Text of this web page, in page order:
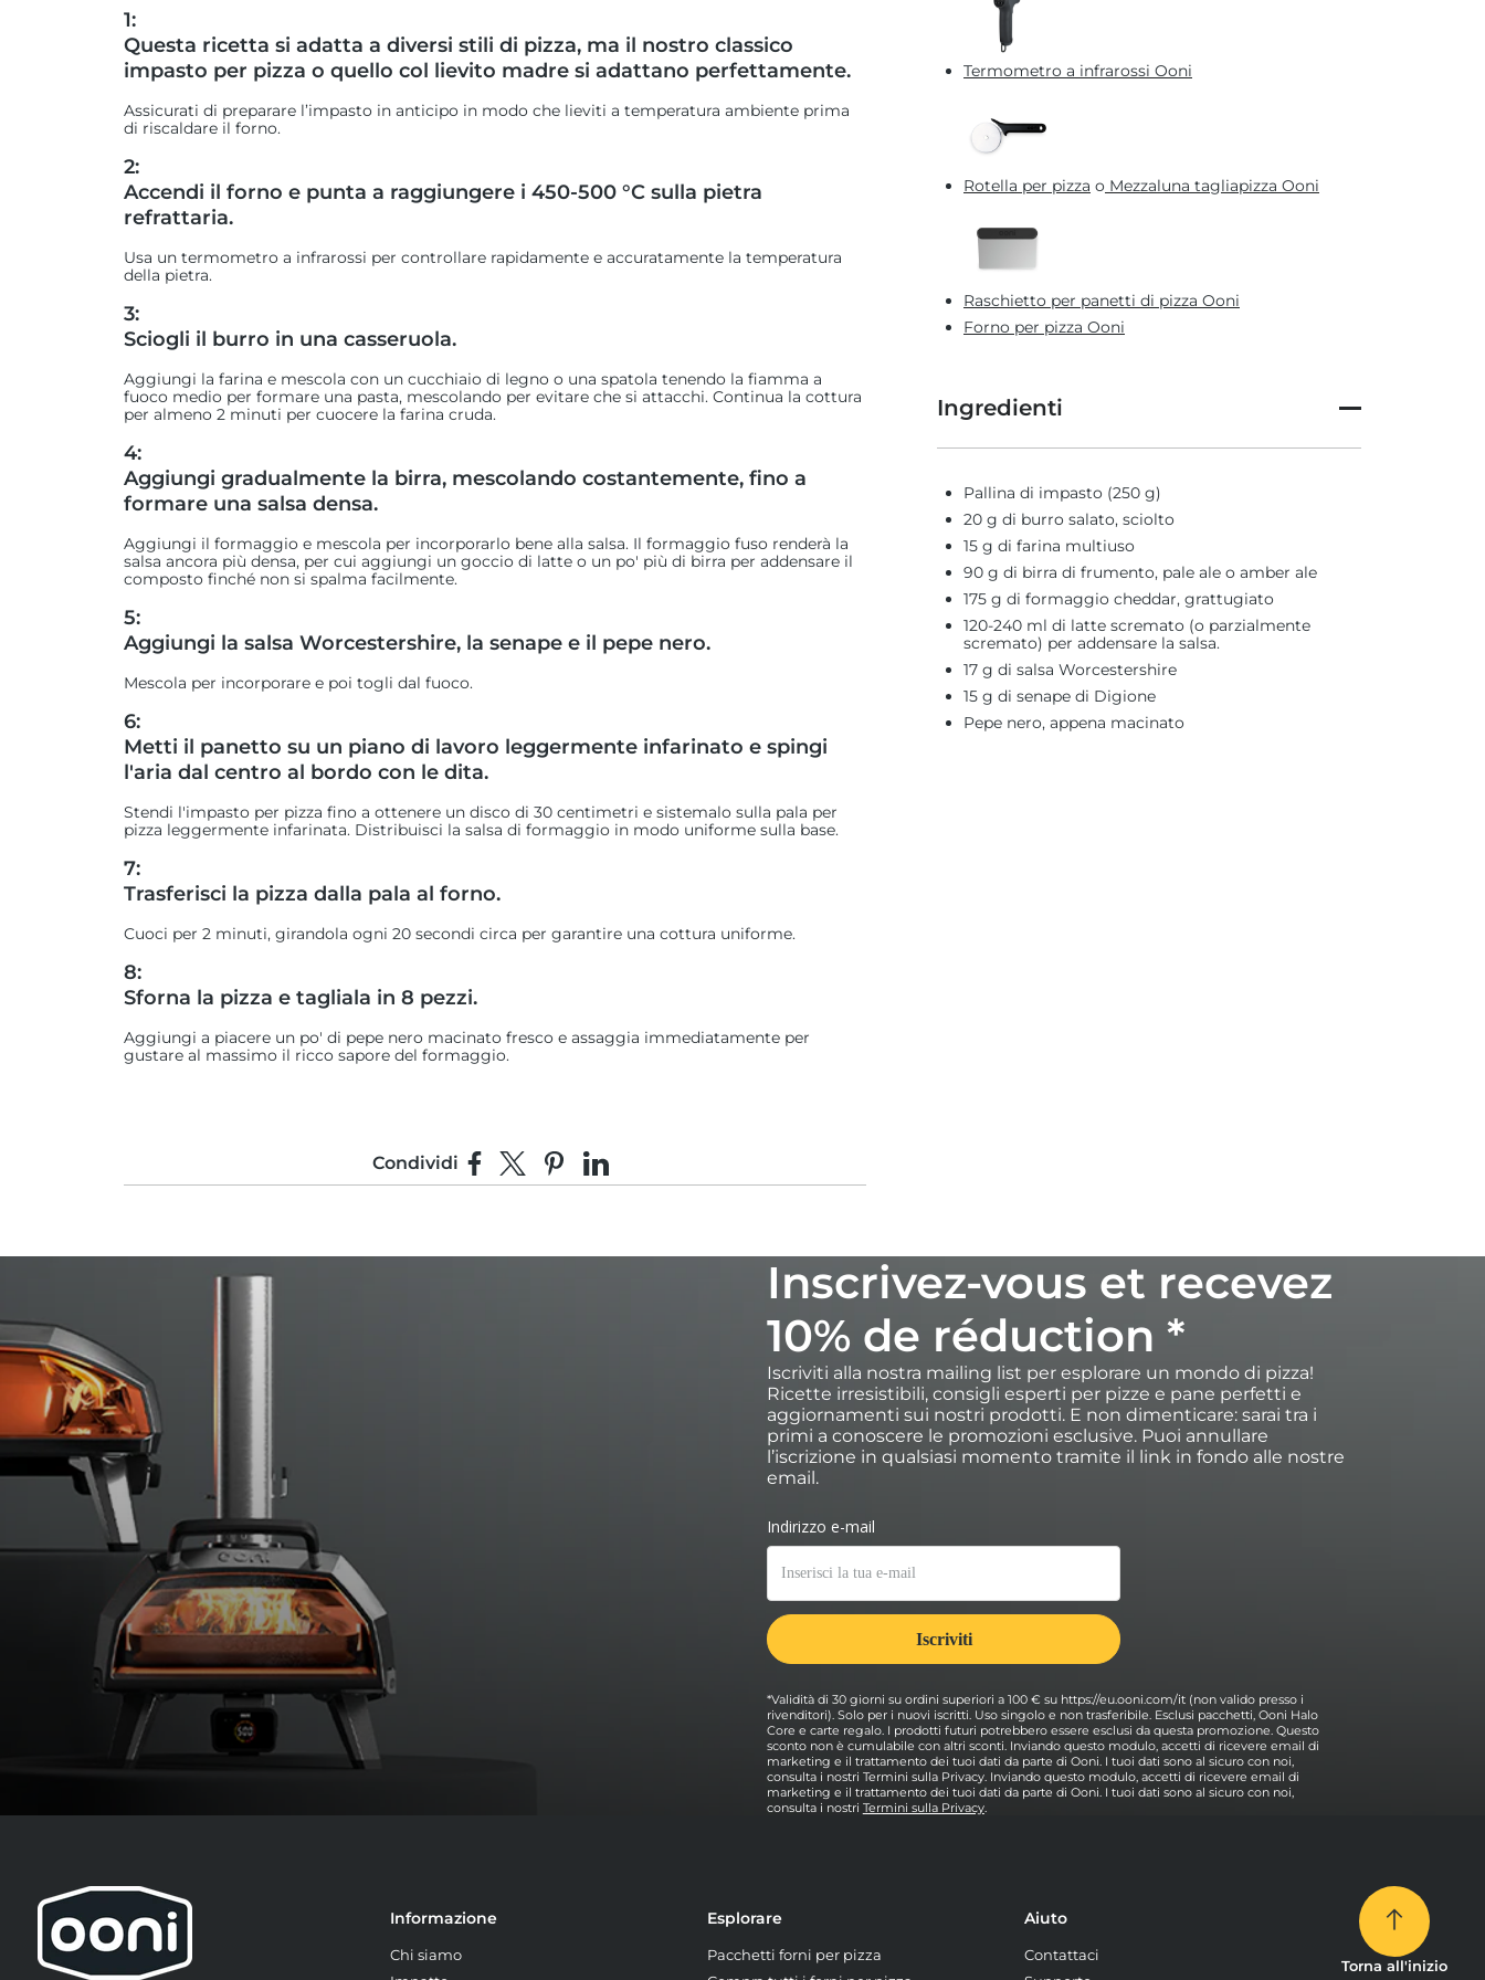
1:
Questa ricetta si adatta a diversi stili di pizza, ma il nostro classico
impasto per pizza o quello col lievito madre si adattano perfettamente.
Assicurati di preparare l’impasto in anticipo in modo che lieviti a temperatura ambiente prima
di riscaldare il forno.
2:
Accendi il forno e punta a raggiungere i 450-500 °C sulla pietra
refrattaria.
Usa un termometro a infrarossi per controllare rapidamente e accuratamente la temperatura
della pietra.
3:
Sciogli il burro in una casseruola.
Aggiungi la farina e mescola con un cucchiaio di legno o una spatola tenendo la fiamma a
fuoco medio per formare una pasta, mescolando per evitare che si attacchi. Continua la cottura
per almeno 2 minuti per cuocere la farina cruda.
4:
Aggiungi gradualmente la birra, mescolando costantemente, fino a
formare una salsa densa.
Aggiungi il formaggio e mescola per incorporarlo bene alla salsa. Il formaggio fuso renderà la
salsa ancora più densa, per cui aggiungi un goccio di latte o un po' più di birra per addensare il
composto finché non si spalma facilmente.
5:
Aggiungi la salsa Worcestershire, la senape e il pepe nero.
Mescola per incorporare e poi togli dal fuoco.
6:
Metti il panetto su un piano di lavoro leggermente infarinato e spingi
l'aria dal centro al bordo con le dita.
Stendi l'impasto per pizza fino a ottenere un disco di 30 centimetri e sistemalo sulla pala per
pizza leggermente infarinata. Distribuisci la salsa di formaggio in modo uniforme sulla base.
7:
Trasferisci la pizza dalla pala al forno.
Cuoci per 2 minuti, girandola ogni 20 secondi circa per garantire una cottura uniforme.
8:
Sforna la pizza e tagliala in 8 pezzi.
Aggiungi a piacere un po' di pepe nero macinato fresco e assaggia immediatamente per
gustare al massimo il ricco sapore del formaggio.
Condividi Condividi su Facebook
Condividi su X
Fai pin su Pinterest
Condividi su LinkedIn
Termometro a infrarossi Ooni
Rotella per pizza o Mezzaluna tagliapizza Ooni
Raschietto per panetti di pizza Ooni
Forno per pizza Ooni
Ingredienti
Pallina di impasto (250 g)
20 g di burro salato, sciolto
15 g di farina multiuso
90 g di birra di frumento, pale ale o amber ale
175 g di formaggio cheddar, grattugiato
120-240 ml di latte scremato (o parzialmente
scremato) per addensare la salsa.
17 g di salsa Worcestershire
15 g di senape di Digione
Pepe nero, appena macinato
Inscrivez-vous et recevez
10% de réduction *
Iscriviti alla nostra mailing list per esplorare un mondo di pizza!
Ricette irresistibili, consigli esperti per pizze e pane perfetti e
aggiornamenti sui nostri prodotti. E non dimenticare: sarai tra i
primi a conoscere le promozioni esclusive. Puoi annullare
l’iscrizione in qualsiasi momento tramite il link in fondo alle nostre
email.
*Validità di 30 giorni su ordini superiori a 100 € su https://eu.ooni.com/it (non valido presso i
rivenditori). Solo per i nuovi iscritti. Uso singolo e non trasferibile. Esclusi pacchetti, Ooni Halo
Core e carte regalo. I prodotti futuri potrebbero essere esclusi da questa promozione. Questo
sconto non è cumulabile con altri sconti. Inviando questo modulo, accetti di ricevere email di
marketing e il trattamento dei tuoi dati da parte di Ooni. I tuoi dati sono al sicuro con noi,
consulta i nostri Termini sulla Privacy. Inviando questo modulo, accetti di ricevere email di
marketing e il trattamento dei tuoi dati da parte di Ooni. I tuoi dati sono al sicuro con noi,
consulta i nostri Termini sulla Privacy.
Informazione
Chi siamo
Esplorare
Pacchetti forni per pizza
Aiuto
Contattaci
Torna all'inizio